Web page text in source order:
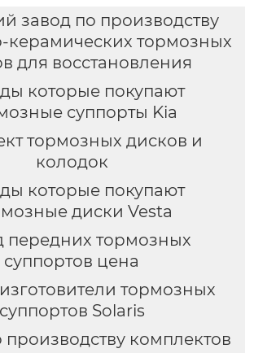
завод по производству
керамических тормозных
для восстановления
которые покупают
суппорты Kia
тормозных дисков и
колодок
которые покупают
диски Vesta
передних тормозных
суппортов цена
тормозных
суппортов Solaris
комплектов